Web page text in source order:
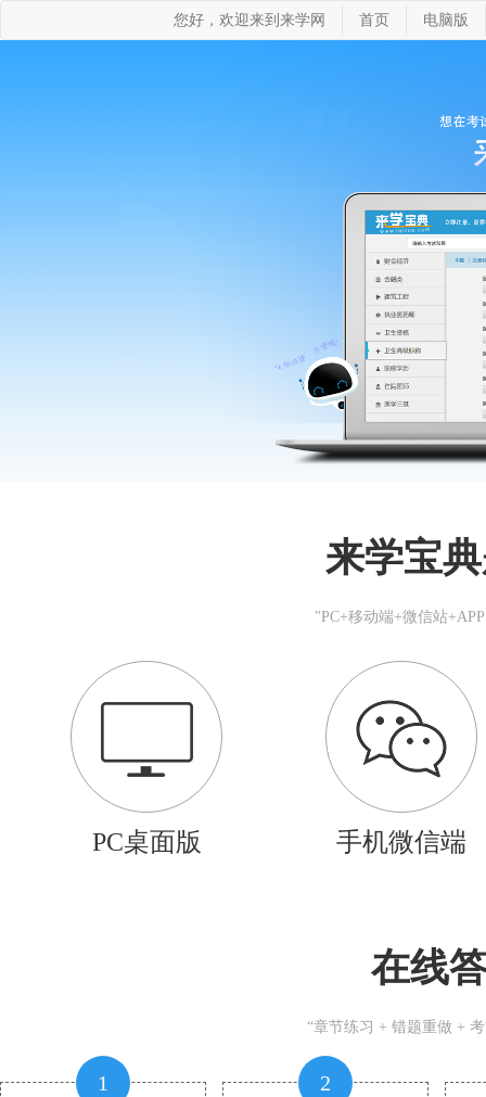
您好，欢迎来到来学网 首页 电脑版
来学宝
"PC+移动端+微信站
PC桌面版 手机微信端
在线
“章节练习 + 错题重做 +
1 2